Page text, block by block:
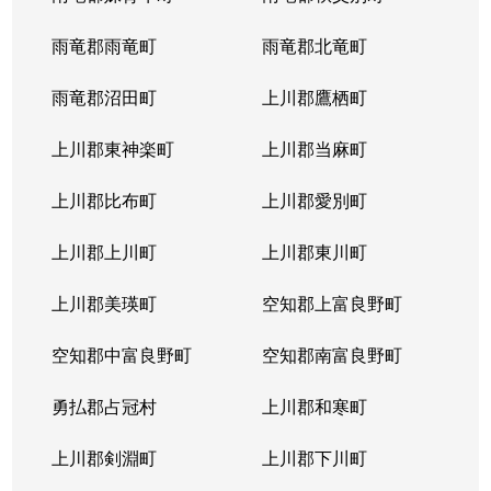
雨竜郡雨竜町 雨竜郡北竜町
雨竜郡沼田町 上川郡鷹栖町
上川郡東神楽町 上川郡当麻町
上川郡比布町 上川郡愛別町
上川郡上川町 上川郡東川町
上川郡美瑛町 空知郡上富良野町
空知郡中富良野町 空知郡南富良野町
勇払郡占冠村 上川郡和寒町
上川郡剣淵町 上川郡下川町